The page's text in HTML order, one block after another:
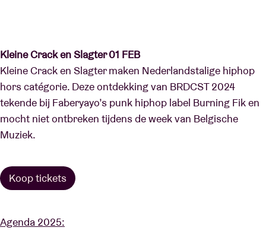
Kleine Crack en Slagter 01 FEB
Kleine Crack en Slagter maken Nederlandstalige hiphop
hors catégorie. Deze ontdekking van BRDCST 2024
tekende bij Faberyayo’s punk hiphop label Burning Fik en
mocht niet ontbreken tijdens de week van Belgische
Muziek.
Koop tickets
Agenda 2025: